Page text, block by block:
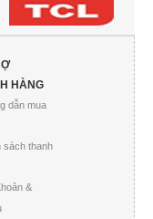
HÀNG
dẫn mua
thanh
&